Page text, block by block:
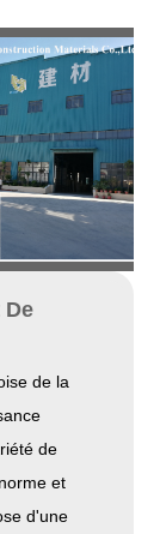
De
de la
de
et
d'une